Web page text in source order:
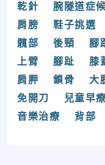
乾針 腕隧道症
肩膀
鞋子挑選
髖部
後頸 腳
上臂
腳趾 膝
肩胛
鎖骨 大
免開刀
兒童早療
音樂治療
背部